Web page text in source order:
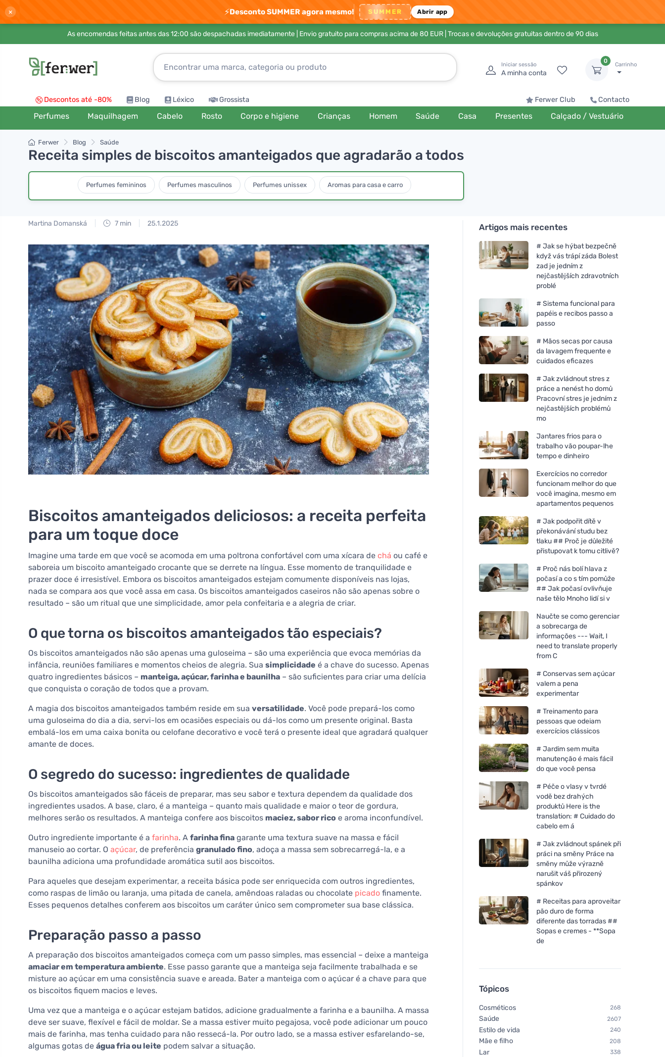
× ⚡Desconto SUMMER agora mesmo! SUMMER Abrir app
As encomendas feitas antes das 12:00 são despachadas imediatamente | Envio gratuito para compras acima de 80 EUR| Trocas e devoluções gratuitas dentro de 90 dias
Iniciar sessão
A minha conta
0
Carrinho
Descontos até -80% Blog Léxico Grossista Ferwer Club Contacto
Perfumes Maquilhagem Cabelo Rosto Corpo e higiene Crianças Homem Saúde Casa Presentes Calçado / Vestuário
Ferwer Blog Saúde
Receita simples de biscoitos amanteigados que agradarão a todos
Perfumes femininos Perfumes masculinos Perfumes unissex Aromas para casa e carro
Martina Domanská 7 min 25.1.2025
Biscoitos amanteigados deliciosos: a receita perfeita
para um toque doce
Imagine uma tarde em que você se acomoda em uma poltrona confortável com uma xícara de chá ou café e
saboreia um biscoito amanteigado crocante que se derrete na língua. Esse momento de tranquilidade e
prazer doce é irresistível. Embora os biscoitos amanteigados estejam comumente disponíveis nas lojas,
nada se compara aos que você assa em casa. Os biscoitos amanteigados caseiros não são apenas sobre o
resultado – são um ritual que une simplicidade, amor pela confeitaria e a alegria de criar.
O que torna os biscoitos amanteigados tão especiais?
Os biscoitos amanteigados não são apenas uma guloseima – são uma experiência que evoca memórias da
infância, reuniões familiares e momentos cheios de alegria. Sua simplicidade é a chave do sucesso. Apenas
quatro ingredientes básicos – manteiga, açúcar, farinha e baunilha – são suficientes para criar uma delícia
que conquista o coração de todos que a provam.
A magia dos biscoitos amanteigados também reside em sua versatilidade. Você pode prepará-los como
uma guloseima do dia a dia, servi-los em ocasiões especiais ou dá-los como um presente original. Basta
embalá-los em uma caixa bonita ou celofane decorativo e você terá o presente ideal que agradará qualquer
amante de doces.
O segredo do sucesso: ingredientes de qualidade
Os biscoitos amanteigados são fáceis de preparar, mas seu sabor e textura dependem da qualidade dos
ingredientes usados. A base, claro, é a manteiga – quanto mais qualidade e maior o teor de gordura,
melhores serão os resultados. A manteiga confere aos biscoitos maciez, sabor rico e aroma inconfundível.
Outro ingrediente importante é a farinha. A farinha fina garante uma textura suave na massa e fácil
manuseio ao cortar. O açúcar, de preferência granulado fino, adoça a massa sem sobrecarregá-la, e a
baunilha adiciona uma profundidade aromática sutil aos biscoitos.
Para aqueles que desejam experimentar, a receita básica pode ser enriquecida com outros ingredientes,
como raspas de limão ou laranja, uma pitada de canela, amêndoas raladas ou chocolate picado finamente.
Esses pequenos detalhes conferem aos biscoitos um caráter único sem comprometer sua base clássica.
Preparação passo a passo
A preparação dos biscoitos amanteigados começa com um passo simples, mas essencial – deixe a manteiga
amaciar em temperatura ambiente. Esse passo garante que a manteiga seja facilmente trabalhada e se
misture ao açúcar em uma consistência suave e areada. Bater a manteiga com o açúcar é a chave para que
os biscoitos fiquem macios e leves.
Uma vez que a manteiga e o açúcar estejam batidos, adicione gradualmente a farinha e a baunilha. A massa
deve ser suave, flexível e fácil de moldar. Se a massa estiver muito pegajosa, você pode adicionar um pouco
mais de farinha, mas tenha cuidado para não ressecá-la. Por outro lado, se a massa estiver esfarelando-se,
algumas gotas de água fria ou leite podem salvar a situação.
Artigos mais recentes
# Jak se hýbat bezpečně
když vás trápí záda Bolest
zad je jedním z
nejčastějších zdravotních
problé
# Sistema funcional para
papéis e recibos passo a
passo
# Mãos secas por causa
da lavagem frequente e
cuidados eficazes
# Jak zvládnout stres z
práce a nenést ho domů
Pracovní stres je jedním z
nejčastějších problémů
mo
Jantares frios para o
trabalho vão poupar-lhe
tempo e dinheiro
Exercícios no corredor
funcionam melhor do que
você imagina, mesmo em
apartamentos pequenos
# Jak podpořit dítě v
překonávání studu bez
tlaku ## Proč je důležité
přistupovat k tomu citlivě?
# Proč nás bolí hlava z
počasí a co s tím pomůže
## Jak počasí ovlivňuje
naše tělo Mnoho lidí si v
Naučte se como gerenciar
a sobrecarga de
informações --- Wait, I
need to translate properly
from C
# Conservas sem açúcar
valem a pena
experimentar
# Treinamento para
pessoas que odeiam
exercícios clássicos
# Jardim sem muita
manutenção é mais fácil
do que você pensa
# Péče o vlasy v tvrdé
vodě bez drahých
produktů Here is the
translation: # Cuidado do
cabelo em á
# Jak zvládnout spánek při
práci na směny Práce na
směny může výrazně
narušit váš přirozený
spánkov
# Receitas para aproveitar
pão duro de forma
diferente das torradas ##
Sopas e cremes - **Sopa
de
Tópicos
Cosméticos 268
Saúde 2607
Estilo de vida 240
Mãe e filho 208
Lar 338